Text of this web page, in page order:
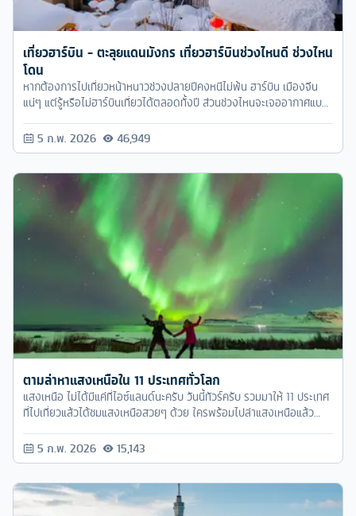
เที่ยวฮาร์บิน - ตะลุยแดนมังกร เที่ยวฮาร์บินช่วงไหนดี ช่วงไหน
โดน
หากต้องการไปเที่ยวหน้าหนาวช่วงปลายปีคงหนีไม่พ้น ฮาร์บิน เมืองจีน
แน่ๆ แต่รู้หรือไม่ฮาร์บินเที่ยวได้ตลอดทั้งปี ส่วนช่วงไหนจะเจออากาศแบบ
5 ก.พ. 2026 46,949
ตามล่าหาแสงเหนือใน 11 ประเทศทั่วโลก
แสงเหนือ ไม่ได้มีแค่ที่ไอซ์แลนด์นะครับ วันนี้ทัวร์ครับ รวมมาให้ 11 ประเทศ
ที่ไปเที่ยวแล้วได้ชมแสงเหนือสวยๆ ด้วย ใครพร้อมไปล่าแสงเหนือแล้ว
5 ก.พ. 2026 15,143